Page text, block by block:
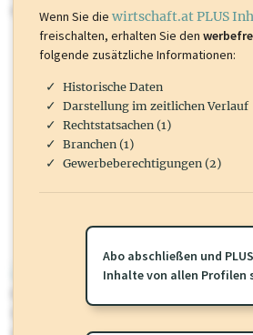
mehr.
wirtschaft.at PLUS
Sie momentan nicht einsehen können.
Wenn Sie die wirtschaft.at PLUS
freischalten, erhalten Sie den
folgende zusätzliche Informationen:
Historische Daten
Darstellung im zeitlichen Verlauf
Rechtstatsachen (1)
Branchen (1)
Gewerbeberechtigungen (2)
Abo abschließen und PLUS
Inhalte von allen Profilen